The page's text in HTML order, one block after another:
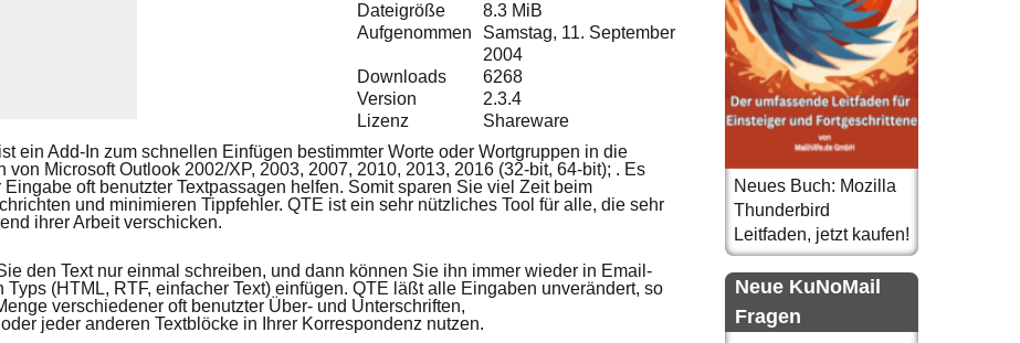
Dateigröße
8.3 MiB
Aufgenommen
Samstag, 11. September
2004
Downloads
6268
Version
2.3.4
Lizenz
Shareware
ein Add-In zum schnellen Einfügen bestimmter Worte oder Wortgruppen in die
von Microsoft Outlook 2002/XP, 2003, 2007, 2010, 2013, 2016 (32-bit, 64-bit); . Es
oft benutzter Textpassagen helfen. Somit sparen Sie viel Zeit beim
und minimieren Tippfehler. QTE ist ein sehr nützliches Tool für alle, die sehr
ihrer Arbeit verschicken.
den Text nur einmal schreiben, und dann können Sie ihn immer wieder in Email-
Typs (HTML, RTF, einfacher Text) einfügen. QTE läßt alle Eingaben unverändert, so
verschiedener oft benutzter Über- und Unterschriften,
jeder anderen Textblöcke in Ihrer Korrespondenz nutzen.
Neues Buch: Mozilla
Thunderbird
Leitfaden, jetzt kaufen!
Neue KuNoMail
Fragen